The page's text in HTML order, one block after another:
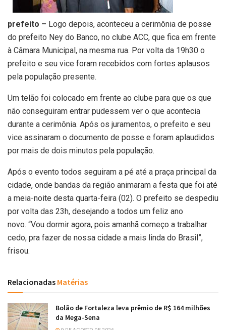
prefeito – Logo depois, aconteceu a cerimônia de posse
do prefeito Ney do Banco, no clube ACC, que fica em frente
à Câmara Municipal, na mesma rua. Por volta da 19h30 o
prefeito e seu vice foram recebidos com fortes aplausos
pela população presente.
Um telão foi colocado em frente ao clube para que os que
não conseguiram entrar pudessem ver o que acontecia
durante a cerimônia. Após os juramentos, o prefeito e seu
vice assinaram o documento de posse e foram aplaudidos
por mais de dois minutos pela população.
Após o evento todos seguiram a pé até a praça principal da
cidade, onde bandas da região animaram a festa que foi até
a meia-noite desta quarta-feira (02). O prefeito se despediu
por volta das 23h, desejando a todos um feliz ano
novo. “Vou dormir agora, pois amanhã começo a trabalhar
cedo, pra fazer de nossa cidade a mais linda do Brasil”,
frisou.
Relacionadas Matérias
Bolão de Fortaleza leva prêmio de R$ 164 milhões
da Mega-Sena